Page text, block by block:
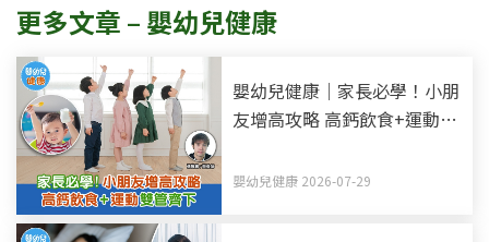
更多文章 – 嬰幼兒健康
嬰幼兒健康｜家長必學！小朋
友增高攻略 高鈣飲食+運動雙
嬰幼兒健康 2026-07-29